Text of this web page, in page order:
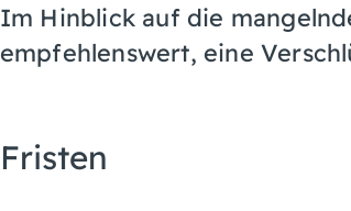
Im Hinblick auf die
empfehlenswert, eine
Fristen